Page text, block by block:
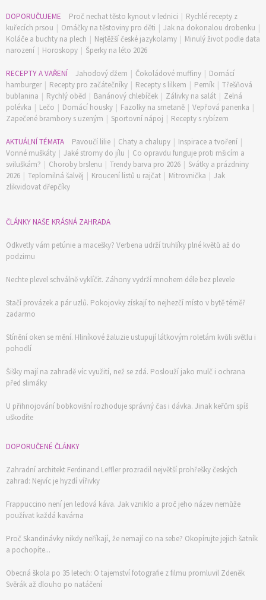
DOPORUČUJEME Proč nechat těsto kynout v lednici | Rychlé recepty z
kuřecích prsou | Omáčky na těstoviny pro děti | Jak na dokonalou drobenku |
Koláče a buchty na plech | Nejtěžší české jazykolamy | Minulý život podle data
narození | Horoskopy | Šperky na léto 2026
RECEPTY A VAŘENÍ Jahodový džem | Čokoládové muffiny | Domácí
hamburger | Recepty pro začátečníky | Recepty s lilkem | Perník | Třešňová
bublanina | Rychlý oběd | Banánový chlebíček | Zálivky na salát | Zelná
polévka | Lečo | Domácí housky | Fazolky na smetaně | Vepřová panenka |
Zapečené brambory s uzeným | Sportovní nápoj | Recepty s rybízem
AKTUÁLNÍ TÉMATA Pavoučí lilie | Chaty a chalupy | Inspirace a tvoření |
Vonné muškáty | Jaké stromy do jílu | Co opravdu funguje proti mšicím a
sviluškám? | Choroby brslenu | Trendy barva pro 2026 | Svátky a prázdniny
2026 | Teplomilná šalvěj | Kroucení listů u rajčat | Mitrovnička | Jak
zlikvidovat dřepčíky
ČLÁNKY NAŠE KRÁSNÁ ZAHRADA
Odkvetly vám petúnie a macešky? Verbena udrží truhlíky plné květů až do
podzimu
Nechte plevel schválně vyklíčit. Záhony vydrží mnohem déle bez plevele
Stačí provázek a pár uzlů. Pokojovky získají to nejhezčí místo v bytě téměř
zadarmo
Stínění oken se mění. Hliníkové žaluzie ustupují látkovým roletám kvůli světlu i
pohodlí
Šišky mají na zahradě víc využití, než se zdá. Poslouží jako mulč i ochrana
před slimáky
U přihnojování bobkovišní rozhoduje správný čas i dávka. Jinak keřům spíš
uškodíte
DOPORUČENÉ ČLÁNKY
Zahradní architekt Ferdinand Leffler prozradil největší prohřešky českých
zahrad: Nejvíc je hyzdí vířivky
Frappuccino není jen ledová káva. Jak vzniklo a proč jeho název nemůže
používat každá kavárna
Proč Skandinávky nikdy neříkají, že nemají co na sebe? Okopírujte jejich šatník
a pochopíte...
Obecná škola po 35 letech: O tajemství fotografie z filmu promluvil Zdeněk
Svěrák až dlouho po natáčení